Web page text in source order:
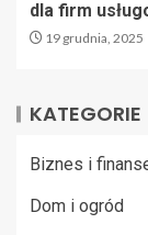
dla firm
19 grudnia, 2025
KATEGORIE
Biznes i
Dom i ogród